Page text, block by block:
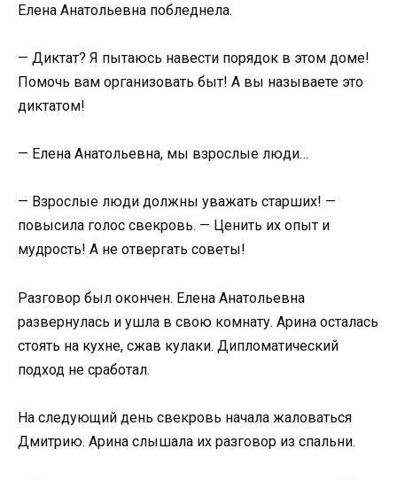
Елена Анатольевна побледнела.
— Диктат? Я пытаюсь навести порядок в этом доме!
Помочь вам организовать быт! А вы называете это
диктатом!
— Елена Анатольевна, мы взрослые люди…
— Взрослые люди должны уважать старших! —
повысила голос свекровь. — Ценить их опыт и
мудрость! А не отвергать советы!
Разговор был окончен. Елена Анатольевна
развернулась и ушла в свою комнату. Арина осталась
стоять на кухне, сжав кулаки. Дипломатический
подход не сработал.
На следующий день свекровь начала жаловаться
Дмитрию. Арина слышала их разговор из спальни.